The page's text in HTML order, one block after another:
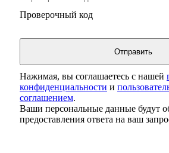
Проверочный код
Нажимая, вы соглашаетесь с нашей
конфиденциальности и
соглашением.
Ваши персональные данные будут
предоставления ответа на ваш